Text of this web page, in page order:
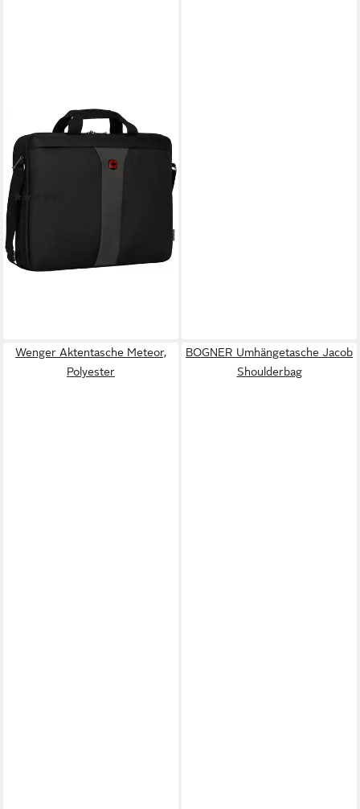
WENGER
Laptoptasche WENGER
Laptop-Aktentasche Legacy
Wenger Aktentasche Meteor,
Polyester
BOGNER Umhängetasche Jacob
Shoulderbag